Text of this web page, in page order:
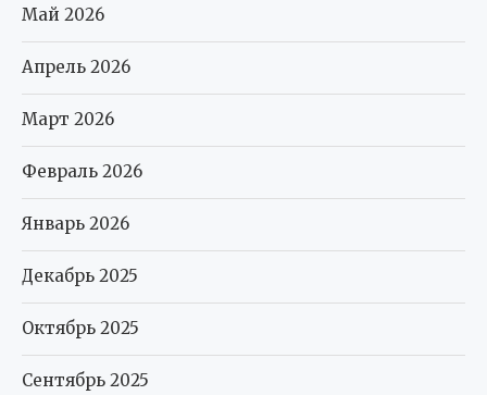
Май 2026
Апрель 2026
Март 2026
Февраль 2026
Январь 2026
Декабрь 2025
Октябрь 2025
Сентябрь 2025